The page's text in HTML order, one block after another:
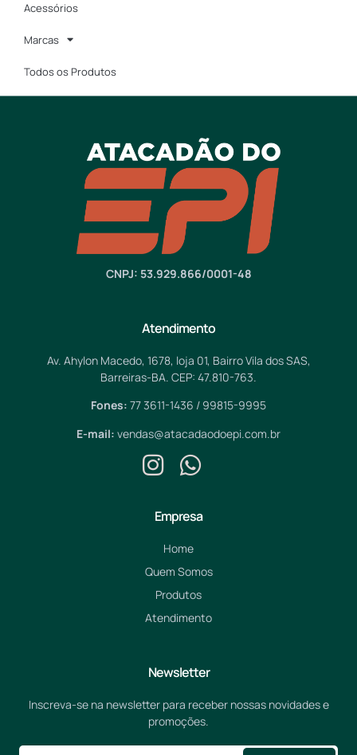
Acessórios
Marcas
Todos os Produtos
CNPJ: 53.929.866/0001-48
Atendimento
Av. Ahylon Macedo, 1678, loja 01, Bairro Vila dos SAS,
Barreiras-BA. CEP: 47.810-763.
Fones: 77 3611-1436 / 99815-9995
E-mail: vendas@atacadaodoepi.com.br
Empresa
Home
Quem Somos
Produtos
Atendimento
Newsletter
Inscreva-se na newsletter para receber nossas novidades e
promoções.